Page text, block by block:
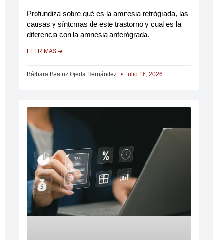
Profundiza sobre qué es la amnesia retrógrada, las
causas y síntomas de este trastorno y cual es la
diferencia con la amnesia anterógrada.
LEER MÁS ➔
Bárbara Beatriz Ojeda Hernández julio 16, 2026